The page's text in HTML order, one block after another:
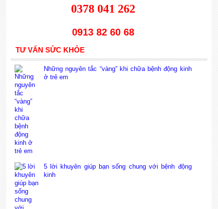
0378 041 262
0913 82 60 68
TƯ VẤN SỨC KHỎE
Những nguyên tắc “vàng” khi chữa bệnh động kinh
ở trẻ em
5 lời khuyên giúp bạn sống chung với bệnh động
kinh